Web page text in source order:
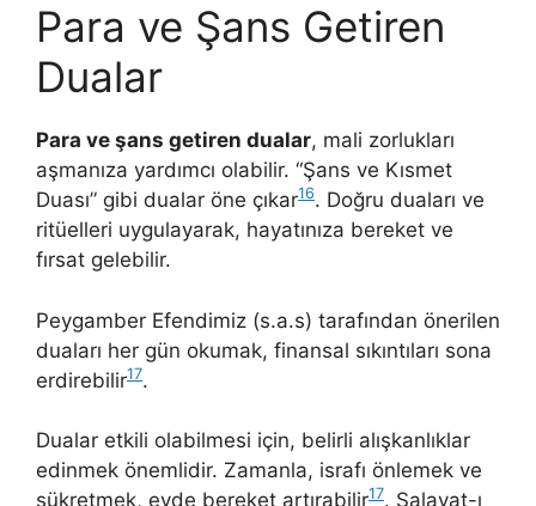
Para ve Şans Getiren
Dualar
Para ve şans getiren dualar, mali zorlukları
aşmanıza yardımcı olabilir. “Şans ve Kısmet
Duası” gibi dualar öne çıkar16. Doğru duaları ve
ritüelleri uygulayarak, hayatınıza bereket ve
fırsat gelebilir.
Peygamber Efendimiz (s.a.s) tarafından önerilen
duaları her gün okumak, finansal sıkıntıları sona
erdirebilir17.
Dualar etkili olabilmesi için, belirli alışkanlıklar
edinmek önemlidir. Zamanla, israfı önlemek ve
şükretmek, evde bereket artırabilir17. Salavat-ı